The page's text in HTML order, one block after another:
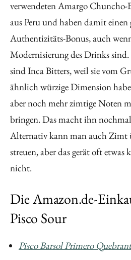
verwendeten Amargo
aus Peru und haben damit
Authentizitäts-Bonus, auch
Modernisierung des Drinks
sind Inca Bitters, weil sie vom
ähnlich würzige Dimension
aber noch mehr zimtige Noten
bringen. Das macht ihn
Alternativ kann man auch Zimt
streuen, aber das gerät oft etwas
nicht.
Die Amazon.de-
Pisco Sour
Pisco Barsol Primero